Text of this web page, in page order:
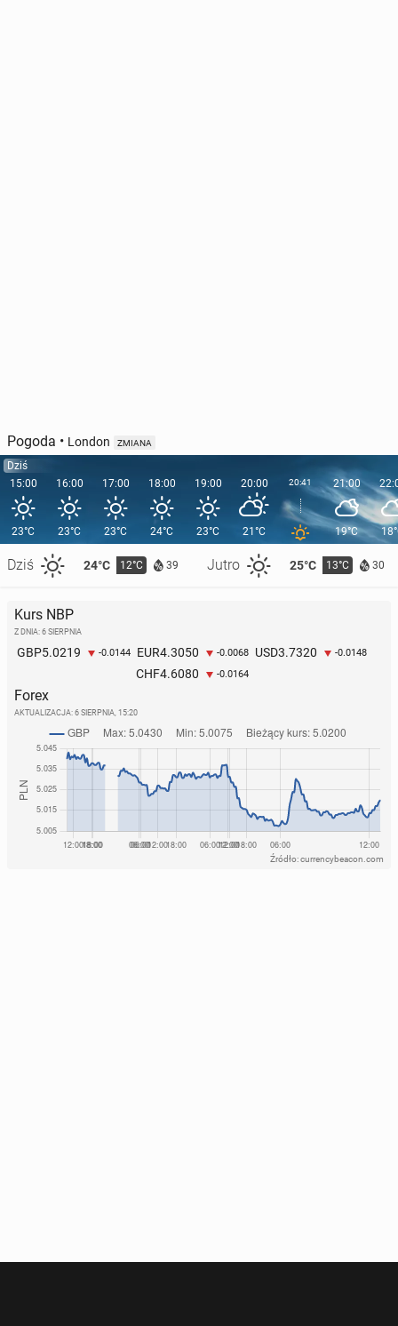
Pogoda • London ZMIANA
Dziś
15:00
23°C
Dziś 24°C 12°C 39 Jutro 25°C 13°C 30
16:00
23°C
17:00
23°C
18:00
24°C
19:00
23°C
20:00
21°C
20:41 21:00
19°C
Kurs NBP
Z DNIA: 6 SIERPNIA
GBP5.0219 -0.0144 EUR4.3050 -0.0068 USD3.7320 -0.0148
CHF4.6080 -0.0164
Forex
AKTUALIZACJA: 6 SIERPNIA, 15:20
Źródło: currencybeacon.com